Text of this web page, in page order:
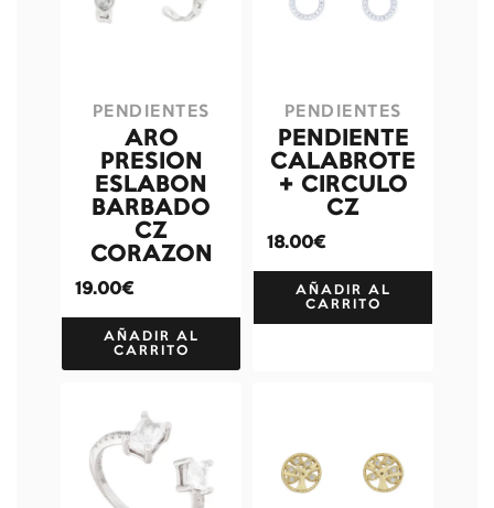
PENDIENTES
ARO
PRESION
ESLABON
BARBADO
CZ
CORAZON
19.00€
AÑADIR AL
CARRITO
PENDIENTES
PENDIENTE
CALABROTE
+ CIRCULO
CZ
18.00€
AÑADIR AL
CARRITO